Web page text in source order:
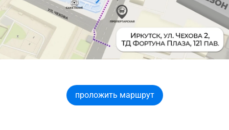
проложить маршрут